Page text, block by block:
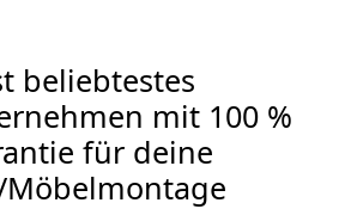
beliebtestes
mit 100 %
für deine